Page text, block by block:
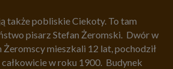
także pobliskie Ciekoty. To tam
pisarz Stefan Żeromski. Dwór w
mieszkali 12 lat, pochodził
całkowicie w roku 1900. Budynek